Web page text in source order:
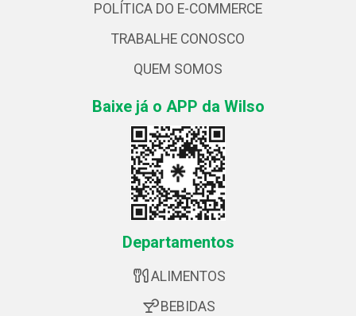
POLÍTICA DO E-COMMERCE
TRABALHE CONOSCO
QUEM SOMOS
Baixe já o APP da Wilso
Departamentos
ALIMENTOS
BEBIDAS